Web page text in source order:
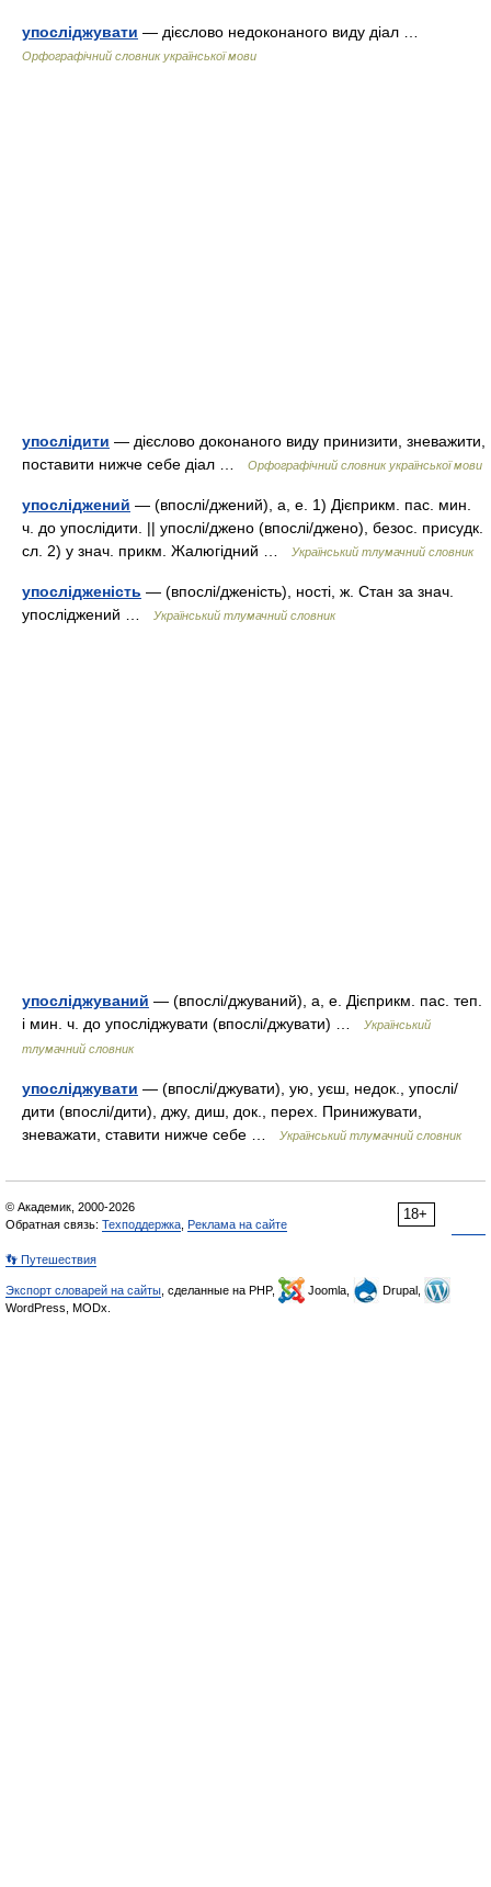
упосліджувати — дієслово недоконаного виду діал …
Орфографічний словник української мови
упослідити — дієслово доконаного виду принизити, зневажити,
поставити нижче себе діал …
Орфографічний словник української мови
упосліджений — (впослі/джений), а, е. 1) Дієприкм. пас. мин.
ч. до упослідити. || упослі/джено (впослі/джено), безос. присудк.
сл. 2) у знач. прикм. Жалюгідний …
Український тлумачний словник
упослідженість — (впослі/дженість), ності, ж. Стан за знач.
упосліджений …
Український тлумачний словник
упосліджуваний — (впослі/джуваний), а, е. Дієприкм. пас. теп.
і мин. ч. до упосліджувати (впослі/джувати) …
Український
тлумачний словник
упосліджувати — (впослі/джувати), ую, уєш, недок., упослі/
дити (впослі/дити), джу, диш, док., перех. Принижувати,
зневажати, ставити нижче себе …
Український тлумачний словник
18+
© Академик, 2000-2026
Обратная связь: Техподдержка Реклама на сайте
👣 Путешествия
Экспорт словарей на сайты , сделанные на PHP, Joomla,
Drupal,
WordPress, MODx.